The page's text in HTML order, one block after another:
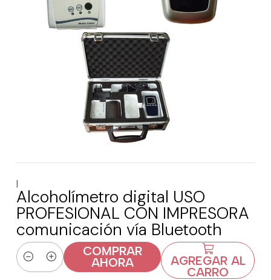
|
Alcoholímetro digital USO
PROFESIONAL CON IMPRESORA
comunicación vía Bluetooth
Cantidad AGREGAR AL
CARRO
COMPRAR
AHORA